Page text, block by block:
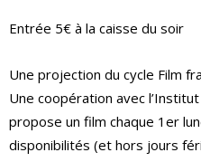
Entrée 5€ à la caisse du soir
Une projection du cycle Film
Une coopération avec
propose un film chaque 1er
disponibilités (et hors jours